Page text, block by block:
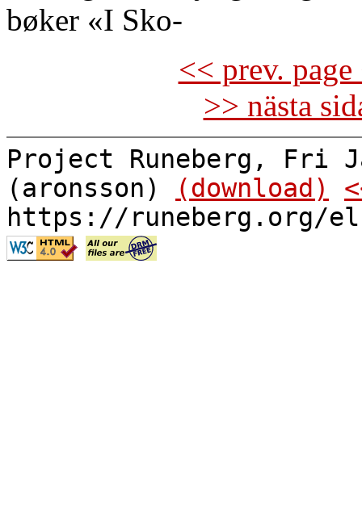
bøker «I Sko-
<< prev.
>> nästa
Project Runeberg, Fri
(aronsson)
(download)
https://runeberg.org/